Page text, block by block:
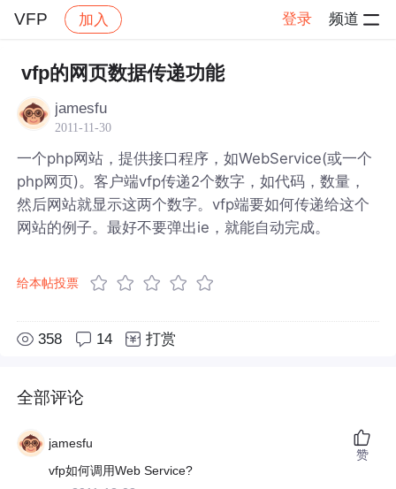
VFP 加入 登录 频道
社区 VFP 帖子详情
vfp的网页数据传递功能
jamesfu
2011-11-30
一个php网站，提供接口程序，如WebService(或一个
php网页)。客户端vfp传递2个数字，如代码，数量，
然后网站就显示这两个数字。vfp端要如何传递给这个
网站的例子。最好不要弹出ie，就能自动完成。
给本帖投票
358 14 打赏
全部评论
jamesfu
vfp如何调用Web Service?
赞